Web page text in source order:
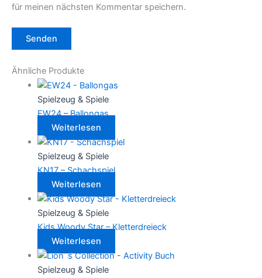
für meinen nächsten Kommentar speichern.
Ähnliche Produkte
Spielzeug & Spiele
EW24 – Ballongas
Weiterlesen
Spielzeug & Spiele
KN17 – Schachspiel
Weiterlesen
Spielzeug & Spiele
Kids Woody Star – Kletterdreieck
Weiterlesen
Spielzeug & Spiele